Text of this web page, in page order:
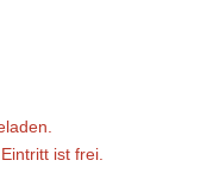
Eintritt ist frei.